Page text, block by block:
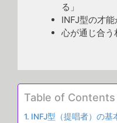
る」
INFJ型の才
心が通じ合う
Table of Contents
INFJ型（提唱者）の基